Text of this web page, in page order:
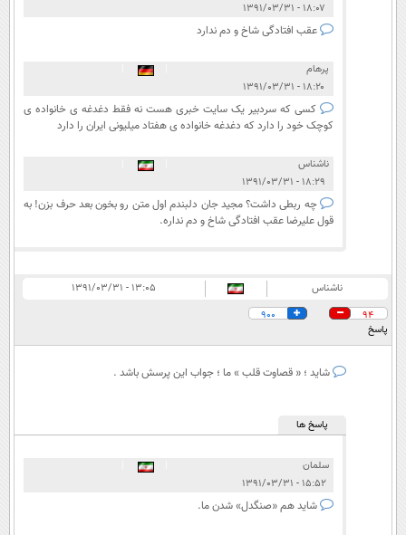
۱۸:۰۷ - ۱۳۹۱/۰۳/۳۱
عقب افتادگی شاخ و دم ندارد
پرهام
۱۸:۲۰ - ۱۳۹۱/۰۳/۳۱
کسی که سردبیر یک سایت خبری هست نه فقط دغدغه ی خانواده ی
کوچک خود را دارد که دغدغه خانواده ی هفتاد میلیونی ایران را دارد
ناشناس
۱۸:۲۹ - ۱۳۹۱/۰۳/۳۱
چه ربطی داشت؟ مجید جان دلبندم اول متن رو بخون بعد حرف بزن! به
قول علیرضا عقب افتادگی شاخ و دم نداره.
ناشناس
۱۳:۰۵ - ۱۳۹۱/۰۳/۳۱
94
900
پاسخ
شاید ؛ « قصاوت قلب » ما ؛ جواب این پرسش باشد .
پاسخ ها
سلمان
۱۵:۵۲ - ۱۳۹۱/۰۳/۳۱
شاید هم «صنگدل» شدن ما.